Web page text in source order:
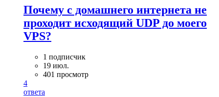
Почему с домашнего интернета не
проходит исходящий UDP до моего
VPS?
1 подписчик
19 июл.
401 просмотр
4
ответа